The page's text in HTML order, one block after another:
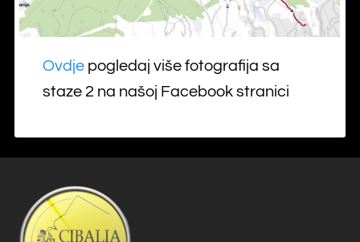
Ovdjepogledaj više fotografija sa
staze 2 na našoj Facebook stranici